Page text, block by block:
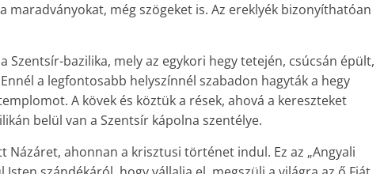
maradványokat, még szögeket is. Az ereklyék bizonyíthatóan
Szentsír-bazilika, mely az egykori hegy tetején, csúcsán épült,
a legfontosabb helyszínnél szabadon hagyták a hegy
A kövek és köztük a rések, ahová a kereszteket
belül van a Szentsír kápolna szentélye.
Názáret, ahonnan a krisztusi történet indul. Ez az „Angyali